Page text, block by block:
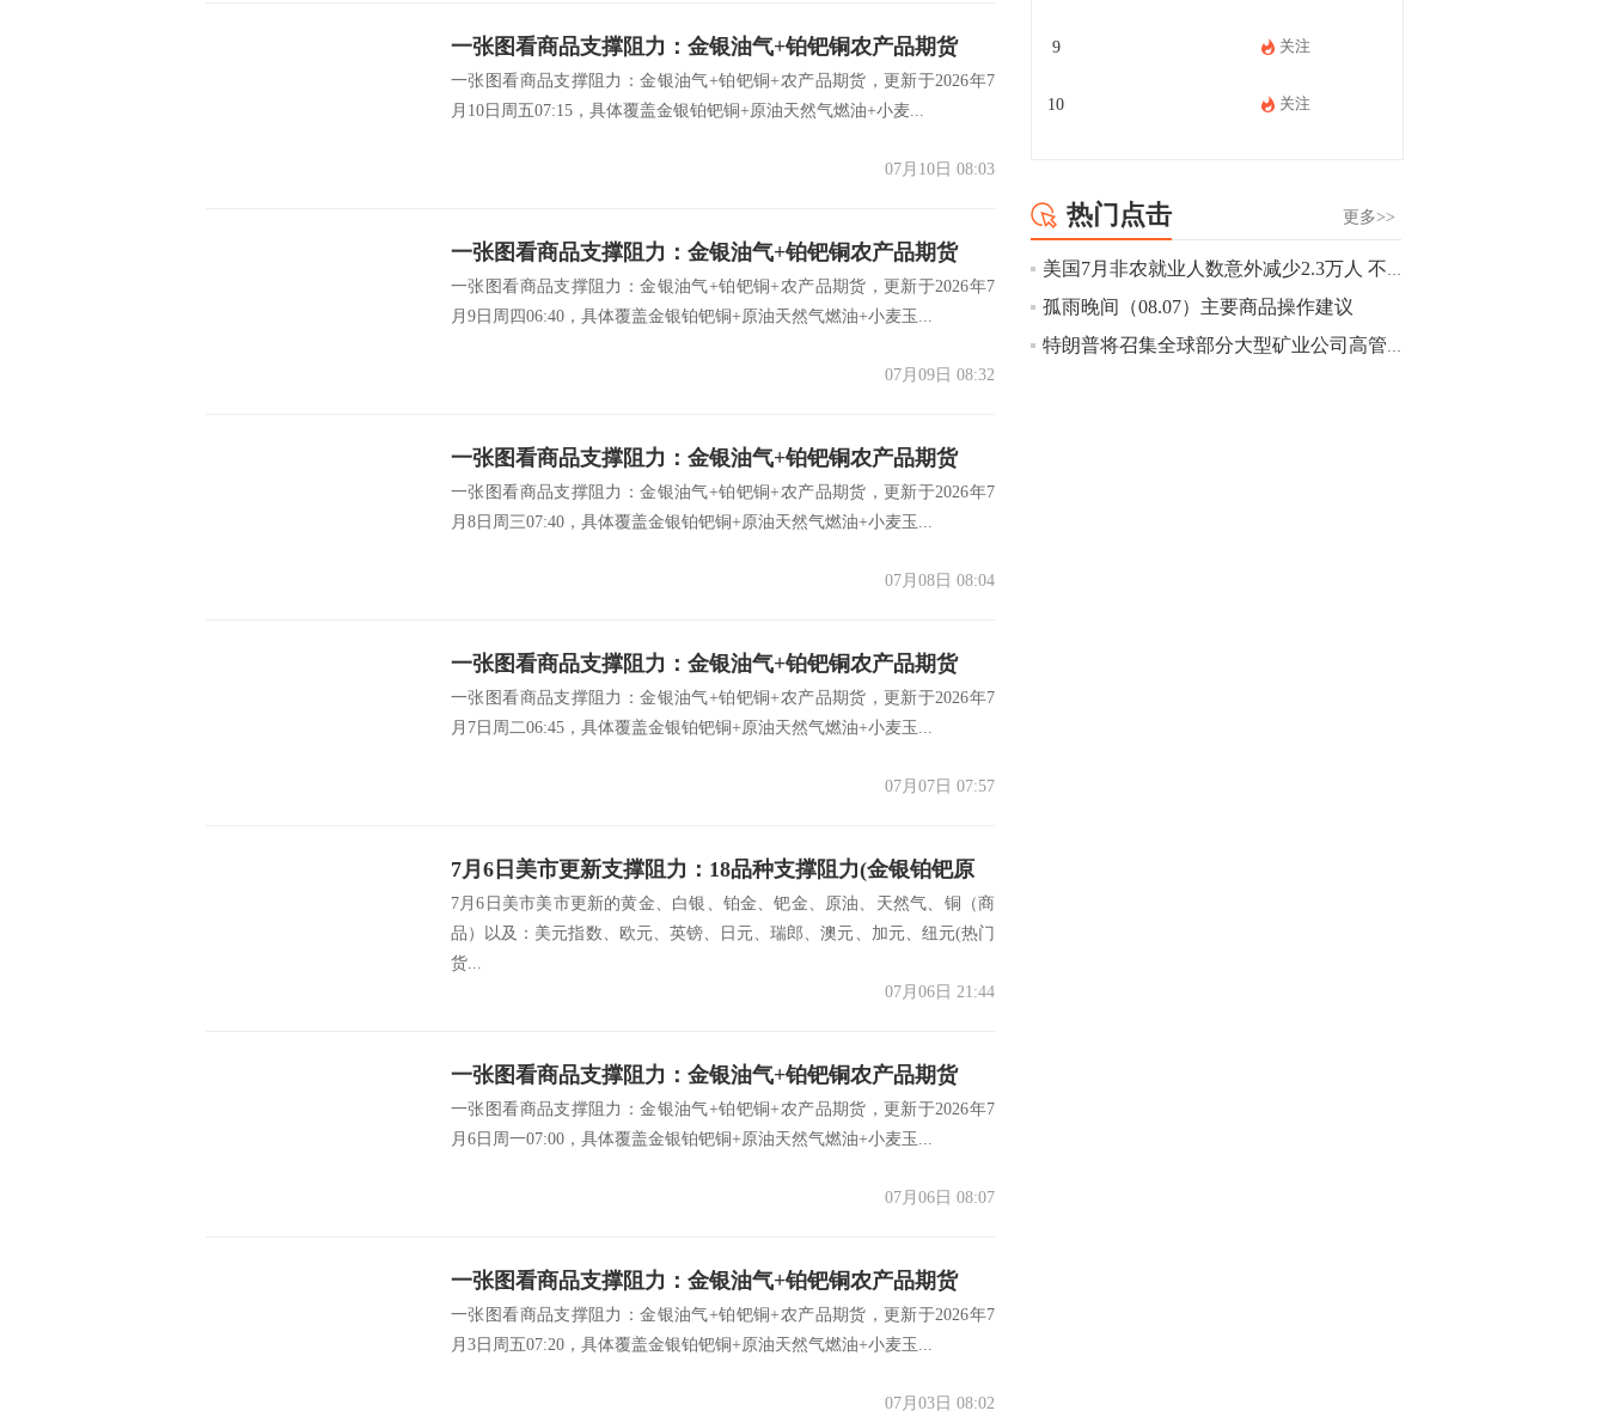
一张图看商品支撑阻力：金银油气+铂钯铜农产品期货
(2026年7月10日)
一张图看商品支撑阻力：金银油气+铂钯铜+农产品期货，更新于2026年7
月10日周五07:15，具体覆盖金银铂钯铜+原油天然气燃油+小麦...
07月10日 08:03
一张图看商品支撑阻力：金银油气+铂钯铜农产品期货
(2026年7月9日)
一张图看商品支撑阻力：金银油气+铂钯铜+农产品期货，更新于2026年7
月9日周四06:40，具体覆盖金银铂钯铜+原油天然气燃油+小麦玉...
07月09日 08:32
一张图看商品支撑阻力：金银油气+铂钯铜农产品期货
(2026年7月8日)
一张图看商品支撑阻力：金银油气+铂钯铜+农产品期货，更新于2026年7
月8日周三07:40，具体覆盖金银铂钯铜+原油天然气燃油+小麦玉...
07月08日 08:04
一张图看商品支撑阻力：金银油气+铂钯铜农产品期货
(2026年7月7日)
一张图看商品支撑阻力：金银油气+铂钯铜+农产品期货，更新于2026年7
月7日周二06:45，具体覆盖金银铂钯铜+原油天然气燃油+小麦玉...
07月07日 07:57
7月6日美市更新支撑阻力：18品种支撑阻力(金银铂钯原
油天然气铜及十大货币对)
7月6日美市美市更新的黄金、白银、铂金、钯金、原油、天然气、铜（商
品）以及：美元指数、欧元、英镑、日元、瑞郎、澳元、加元、纽元(热门
货...
07月06日 21:44
一张图看商品支撑阻力：金银油气+铂钯铜农产品期货
(2026年7月6日)
一张图看商品支撑阻力：金银油气+铂钯铜+农产品期货，更新于2026年7
月6日周一07:00，具体覆盖金银铂钯铜+原油天然气燃油+小麦玉...
07月06日 08:07
一张图看商品支撑阻力：金银油气+铂钯铜农产品期货
(2026年7月3日)
一张图看商品支撑阻力：金银油气+铂钯铜+农产品期货，更新于2026年7
月3日周五07:20，具体覆盖金银铂钯铜+原油天然气燃油+小麦玉...
07月03日 08:02
9 关注
10 关注
更多>>
热门点击
美国7月非农就业人数意外减少2.3万人 不及市场预期
孤雨晚间（08.07）主要商品操作建议
特朗普将召集全球部分大型矿业公司高管开会